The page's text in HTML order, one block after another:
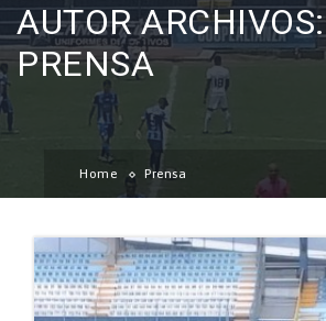
AUTOR ARCHIVOS:
PRENSA
Home Prensa